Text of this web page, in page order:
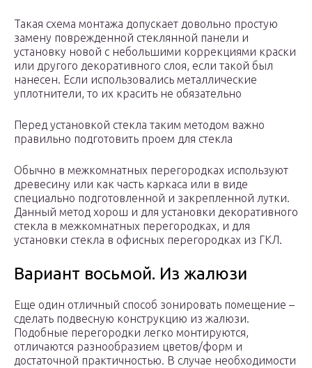
Такая схема монтажа допускает довольно простую
замену поврежденной стеклянной панели и
установку новой с небольшими коррекциями краски
или другого декоративного слоя, если такой был
нанесен. Если использовались металлические
уплотнители, то их красить не обязательно
Перед установкой стекла таким методом важно
правильно подготовить проем для стекла
Обычно в межкомнатных перегородках используют
древесину или как часть каркаса или в виде
специально подготовленной и закрепленной лутки.
Данный метод хорош и для установки декоративного
стекла в межкомнатных перегородках, и для
установки стекла в офисных перегородках из ГКЛ.
Вариант восьмой. Из жалюзи
Еще один отличный способ зонировать помещение –
сделать подвесную конструкцию из жалюзи.
Подобные перегородки легко монтируются,
отличаются разнообразием цветов/форм и
достаточной практичностью. В случае необходимости